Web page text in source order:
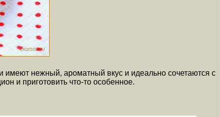
имеют нежный, ароматный вкус и идеально сочетаются с
и приготовить что-то особенное.